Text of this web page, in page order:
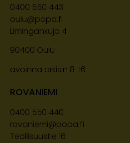
0400 550 443
oulu@popa.fi
Limingankuja 4
90400 Oulu
avoinna arkisin 8-16
ROVANIEMI
0400 550 440
rovaniemi@popa.fi
Teollisuustie 16